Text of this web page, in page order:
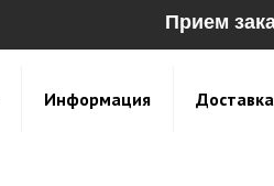
Прием
Информация